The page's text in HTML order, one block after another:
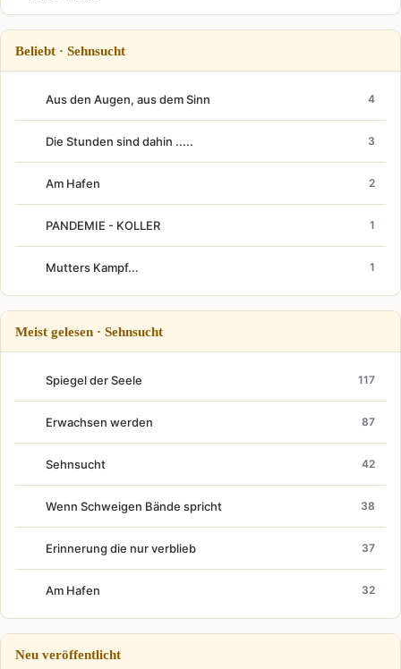
Beliebt · Sehnsucht
Aus den Augen, aus dem Sinn 4
Die Stunden sind dahin ..... 3
Am Hafen 2
PANDEMIE - KOLLER 1
Mutters Kampf... 1
Meist gelesen · Sehnsucht
Spiegel der Seele 117
Erwachsen werden 87
Sehnsucht 42
Wenn Schweigen Bände spricht 38
Erinnerung die nur verblieb 37
Am Hafen 32
Neu veröffentlicht